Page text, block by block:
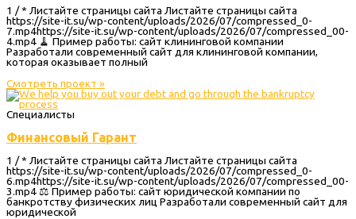
1 / * Листайте страницы сайта Листайте страницы сайта
https://site-it.su/wp-content/uploads/2026/07/compressed_0-
7.mp4https://site-it.su/wp-content/uploads/2026/07/compressed_00-
4.mp4 🧹 Пример работы: сайт клининговой компании
Разработали современный сайт для клининговой компании,
которая оказывает полный
Смотреть проект »
Специалисты
Финансовый Гарант
1 / * Листайте страницы сайта Листайте страницы сайта
https://site-it.su/wp-content/uploads/2026/07/compressed_0-
6.mp4https://site-it.su/wp-content/uploads/2026/07/compressed_00-
3.mp4 ⚖️ Пример работы: сайт юридической компании по
банкротству физических лиц Разработали современный сайт для
юридической